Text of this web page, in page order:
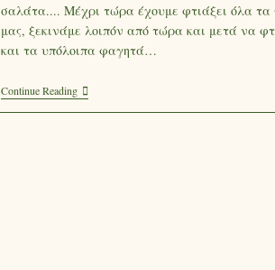
σαλάτα.... Μέχρι τώρα έχουμε φτιάξει όλα τα
μας, ξεκινάμε λοιπόν από τώρα και μετά να
και τα υπόλοιπα φαγητά…
Continue Reading